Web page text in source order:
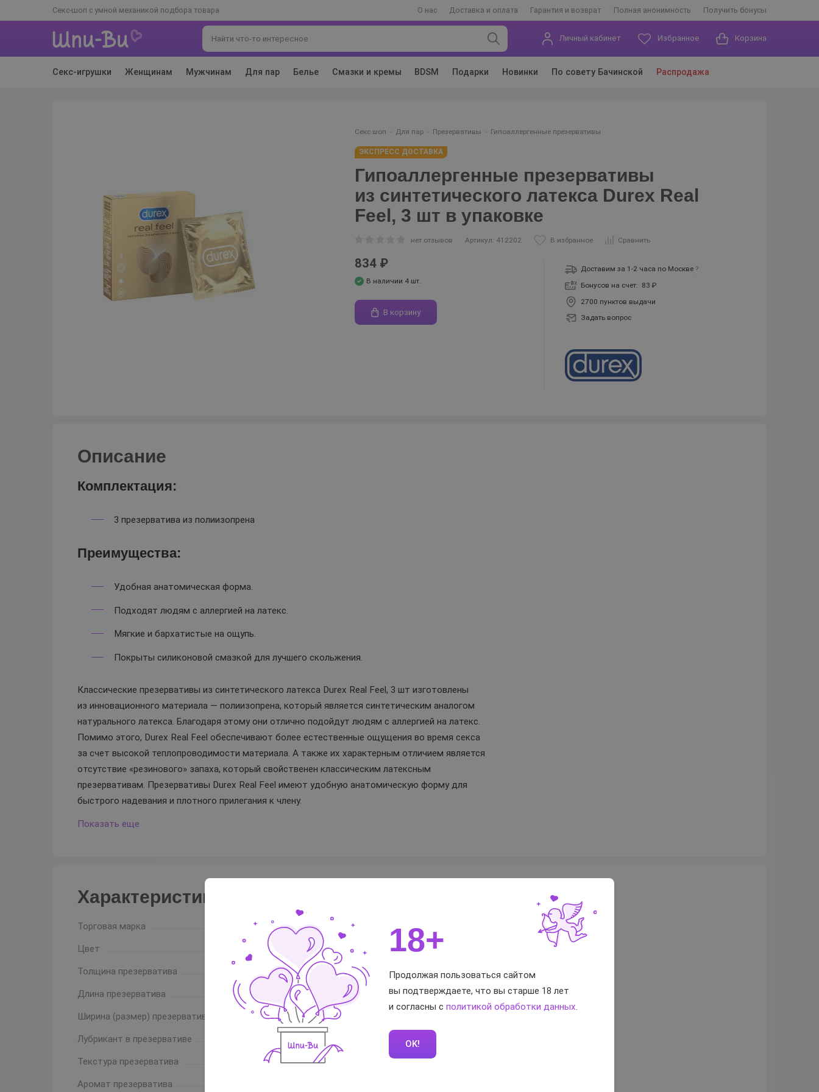
Секс-шоп с умной механикой подбора товара О нас Доставка и оплата Гарантия и возврат Полная анонимность Получить бонусы
Личный кабинет Избранное Корзина
Секс-игрушки Женщинам Мужчинам Для пар Белье Смазки и кремы BDSM Подарки Новинки По совету Бачинской Распродажа
Секс шоп Для пар Презервативы Гипоаллергенные презервативы
ЭКСПРЕСС ДОСТАВКА
Гипоаллергенные презервативы
из синтетического латекса Durex Real
Feel, 3 шт в упаковке
нет отзывов Артикул: 412202 В избранное Сравнить
834 ₽
В наличии 4 шт.
В корзину
Доставим за 1-2 часа по Москве?
Бонусов на счет: 83 ₽
2700 пунктов выдачи
Задать вопрос
Описание
Комплектация:
3 презерватива из полиизопрена
Преимущества:
Удобная анатомическая форма.
Подходят людям с аллергией на латекс.
Мягкие и бархатистые на ощупь.
Покрыты силиконовой смазкой для лучшего скольжения.
Классические презервативы из синтетического латекса Durex Real Feel, 3 шт изготовлены
из инновационного материала — полиизопрена, который является синтетическим аналогом
натурального латекса. Благодаря этому они отлично подойдут людям с аллергией на латекс.
Помимо этого, Durex Real Feel обеспечивают более естественные ощущения во время секса
за счет высокой теплопроводимости материала. А также их характерным отличием является
отсутствие «резинового» запаха, который свойственен классическим латексным
презервативам. Презервативы Durex Real Feel имеют удобную анатомическую форму для
быстрого надевания и плотного прилегания к члену.
Показать еще
Характеристики
Торговая марка
Цвет
Толщина презерватива 0,06
Длина презерватива 200
Ширина (размер) презерватива
Лубрикант в презервативе
Текстура презерватива
Аромат презерватива
18+
Продолжая пользоваться сайтом
вы подтверждаете, что вы старше 18 лет
и согласны сполитикой обработки данных
OK!